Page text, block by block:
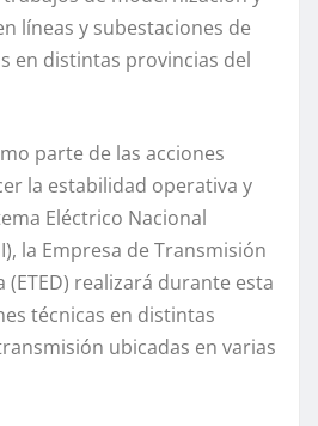
líneas y subestaciones de
en distintas provincias del
parte de las acciones
la estabilidad operativa y
Eléctrico Nacional
la Empresa de Transmisión
(ETED) realizará durante esta
técnicas en distintas
ubicadas en varias